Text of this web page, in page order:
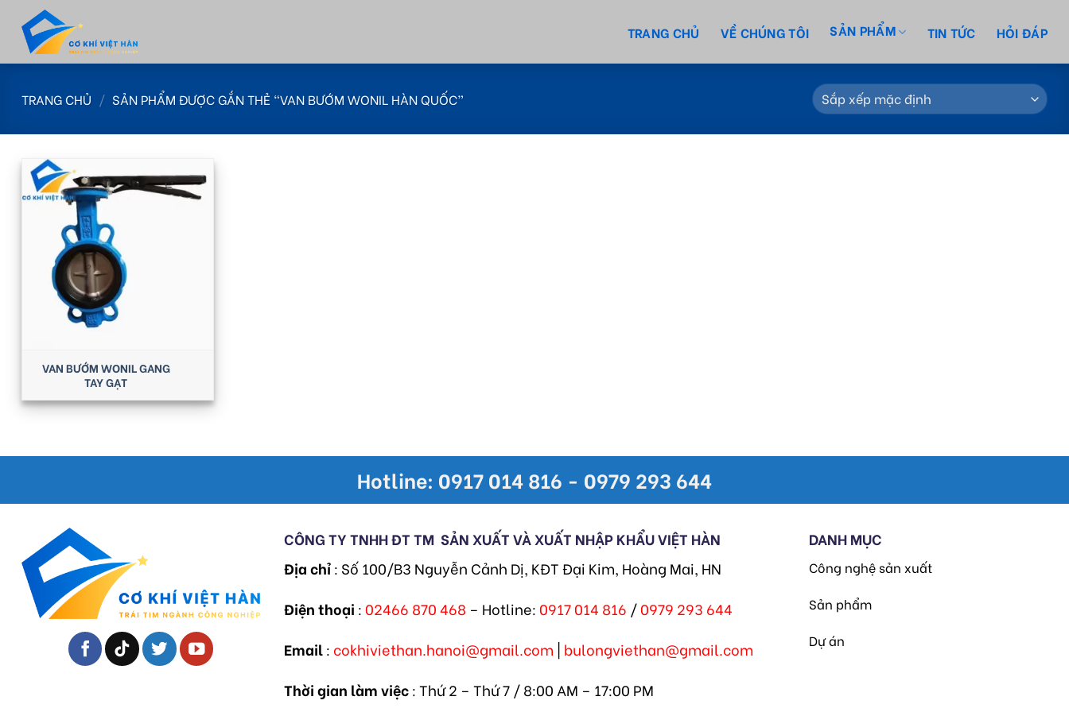
content
TRANG CHỦ VỀ CHÚNG TÔI SẢN PHẨM TIN TỨC HỎI ĐÁP
TRANG CHỦ / SẢN PHẨM ĐƯỢC GẮN THẺ “VAN BƯỚM WONIL HÀN QUỐC”
VAN BƯỚM WONIL GANG
TAY GẠT
Hotline: 0917 014 816 - 0979 293 644
CÔNG TY TNHH ĐT TM SẢN XUẤT VÀ XUẤT NHẬP KHẨU VIỆT HÀN
Địa chỉ: Số 100/B3 Nguyễn Cảnh Dị, KĐT Đại Kim, Hoàng Mai, HN
Điện thoại : 02466 870 468 – Hotline: 0917 014 816 /0979 293 644
Email: cokhiviethan.hanoi@gmail.com | bulongviethan@gmail.com
Thời gian làm việc: Thứ 2 – Thứ 7 / 8:00 AM – 17:00 PM
DANH MỤC
Công nghệ sản xuất
Sản phẩm
Dự án